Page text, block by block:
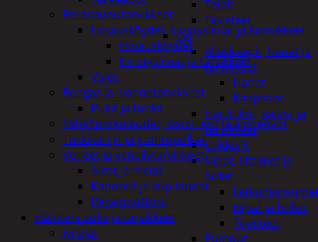
Teipit
Tiivisteet
LVI
Allaskaapit, hanat ja
tarvikkeet
Hanat
Kaapistot
Hajulukot, kaivot ja
tarvikkeet
Leikkurit
Nipat, liittimet ja
holkit
Nipat ja holkit
Tiivisteet
Pumput
Perävaunutarvikkeet
Hinausköydet, kiristysliinat ja kiinnikkeet
Hinausköydet
Kiristysliinat ja tarvikkeet
Valot
Rengas ja -vannetarvikkeet
Pukit ja tunkit
Sähköpotkulaudat, skootterit ja ajoneuvot
Tukkikärryt ja juontopulkat
Veneet ja veneilytarvikkeet
Airot ja melat
Kanootit ja sup-laudat
Perämoottorit
Eläintenruoka ja tarvikkeet
Jyrsijät